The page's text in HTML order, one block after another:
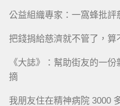
公益組織專家：一窩蜂批評
把錢捐給慈濟就不管了，算
《大誌》：幫助街友的一
摘
我朋友住在精神病院 3000